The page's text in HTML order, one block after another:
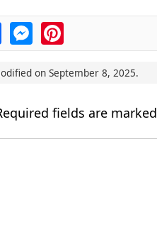
FacebookMessengerPinterest
on September 8, 2025.
fields are marked